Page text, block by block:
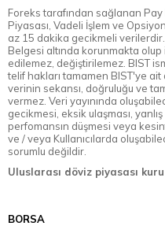
Foreks tarafından sağlanan
Piyasası, Vadeli İşlem ve
az 15 dakika gecikmeli
Belgesi altında korunmakta
edilemez, değiştirilemez. BIST
telif hakları tamamen BIST'ye ait
verinin sekansı, doğruluğu ve
vermez. Veri yayınında
gecikmesi, eksik ulaşması,
perfomansın düşmesi veya
ve / veya Kullanıcılarda
sorumlu değildir.
Uluslarası döviz piyasası kuru
BORSA